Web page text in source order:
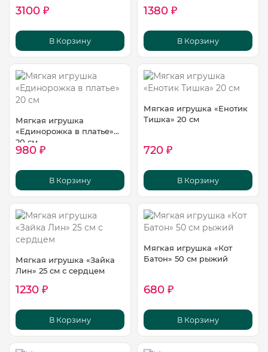
3100 ₽
В Корзину
1380 ₽
В Корзину
Мягкая игрушка
«Единорожка в платье»
20 см
980 ₽
В Корзину
Мягкая игрушка «Енотик
Тишка» 20 см
720 ₽
В Корзину
Мягкая игрушка «Зайка
Лин» 25 см с сердцем
1230 ₽
В Корзину
Мягкая игрушка «Кот
Батон» 50 см рыжий
680 ₽
В Корзину